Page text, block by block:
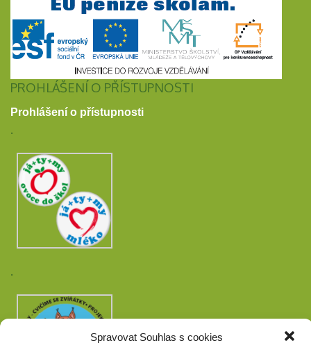
Spravovat Souhlas s cookies
PROHLÁŠENÍ O PŘÍSTUPNOSTI
Prohlášení o přístupnosti
.
.